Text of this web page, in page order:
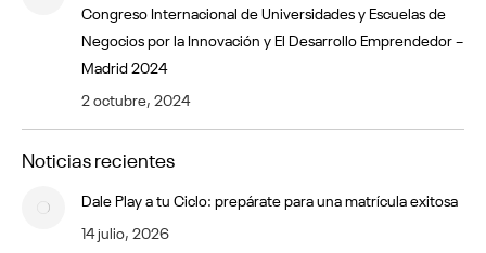
Congreso Internacional de Universidades y Escuelas de
Negocios por la Innovación y El Desarrollo Emprendedor –
Madrid 2024
2 octubre, 2024
Noticias recientes
Dale Play a tu Ciclo: prepárate para una matrícula exitosa
14 julio, 2026